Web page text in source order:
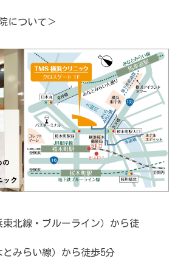
について＞
東北線・ブルーライン）から徒
とみらい線）から徒歩5分